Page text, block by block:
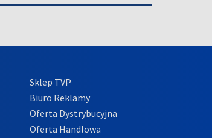
Sklep TVP
Biuro Reklamy
Oferta Dystrybucyjna
Oferta Handlowa